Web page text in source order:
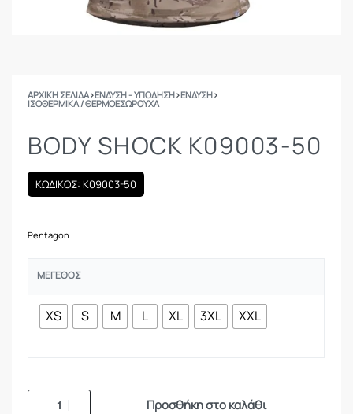
ΑΡΧΙΚΉ ΣΕΛΊΔΑ›ΕΝΔΥΣΗ - ΥΠΟΔΗΣΗ›ΕΝΔΥΣΗ›
ΙΣΟΘΕΡΜΙΚΆ / ΘΕΡΜΟΕΣΏΡΟΥΧΑ
BODY SHOCK K09003-50
ΚΩΔΙΚΟΣ: K09003-50
Pentagon
ΜΈΓΕΘΟΣ
XS S M L XL 3XL XXL
Προσθήκη στο καλάθι